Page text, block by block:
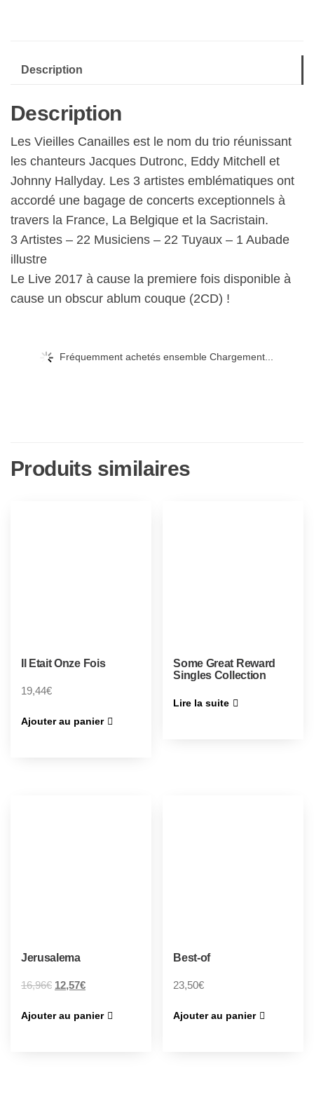
LIVE
Description
Description
Les Vieilles Canailles est le nom du trio réunissant
les chanteurs Jacques Dutronc, Eddy Mitchell et
Johnny Hallyday. Les 3 artistes emblématiques ont
accordé une bagage de concerts exceptionnels à
travers la France, La Belgique et la Sacristain.
3 Artistes – 22 Musiciens – 22 Tuyaux – 1 Aubade
illustre
Le Live 2017 à cause la premiere fois disponible à
cause un obscur ablum couque (2CD) !
Fréquemment achetés ensemble Chargement...
Produits similaires
Il Etait Onze Fois
19,44€
Ajouter au panier
Some Great Reward
Singles Collection
Lire la suite
Jerusalema
16,96€ 12,57€
Ajouter au panier
Best-of
23,50€
Ajouter au panier